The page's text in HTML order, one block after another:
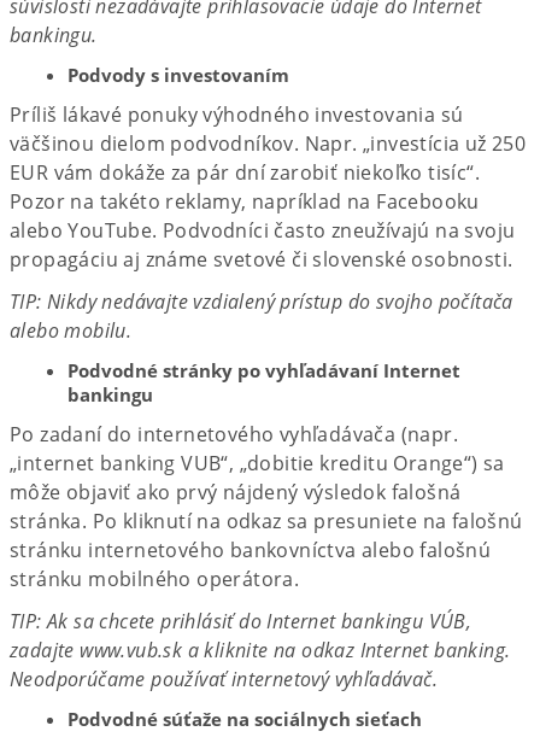
súvislosti nezadávajte prihlasovacie údaje do Internet
bankingu.​
Podvody s investovaním​
Príliš lákavé ponuky výhodného investovania sú
väčšinou dielom podvodníkov. Napr. „investícia už 250
EUR vám dokáže za pár dní zarobiť niekoľko tisíc“.
Pozor na takéto reklamy, napríklad na Facebooku
alebo YouTube. Podvodníci často zneužívajú na svoju
propagáciu aj známe svetové či slovenské osobnosti.
TIP: Nikdy nedávajte vzdialený prístup do svojho počítača
alebo mobilu.​​
Podvodné stránky po vyhľadávaní Internet
bankingu​
Po zadaní do internetového vyhľadávača (napr.
„internet banking VUB“, „dobitie kreditu Orange“) sa
môže objaviť ako prvý nájdený výsledok falošná
stránka. Po kliknutí na odkaz sa presuniete na falošnú
stránku internetového bankovníctva alebo falošnú
stránku mobilného operátora.
TIP: Ak sa chcete prihlásiť do Internet bankingu VÚB,
zadajte www.vub.sk a kliknite na odkaz Internet banking.
Neodporúčame používať internetový vyhľadávač.​
Podvodné súťaže na sociálnych sieťach​